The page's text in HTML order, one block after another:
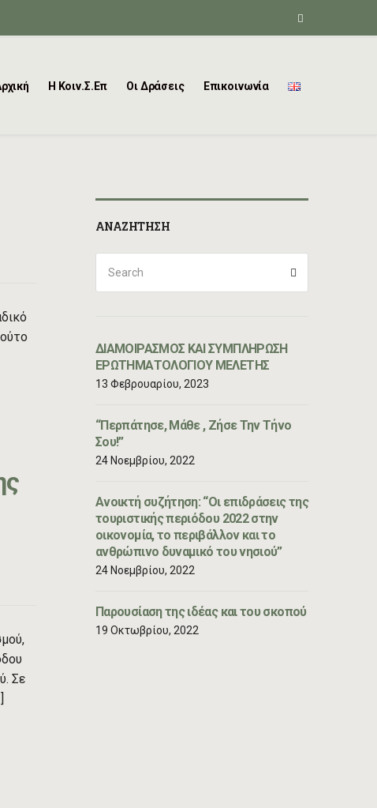
Η Κοιν.Σ.Επ Οι Δράσεις Επικοινωνία
Σε
ΑΝΑΖΉΤΗΣΗ
Search
for:
ΔΙΑΜΟΙΡΑΣΜΟΣ ΚΑΙ ΣΥΜΠΛΗΡΩΣΗ
ΕΡΩΤΗΜΑΤΟΛΟΓΙΟΥ ΜΕΛΕΤΗΣ
13 Φεβρουαρίου, 2023
“Περπάτησε, Μάθε , Ζήσε Την Τήνο
Σου!”
24 Νοεμβρίου, 2022
Ανοικτή συζήτηση: “Οι επιδράσεις της
τουριστικής περιόδου 2022 στην
οικονομία, το περιβάλλον και το
ανθρώπινο δυναμικό του νησιού”
24 Νοεμβρίου, 2022
Παρουσίαση της ιδέας και του σκοπού
19 Οκτωβρίου, 2022